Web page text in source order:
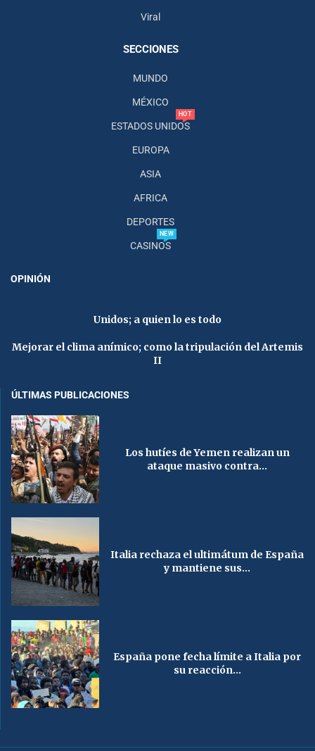
Viral
SECCIONES
MUNDO
MÉXICO
ESTADOS UNIDOS
HOT
EUROPA
ASIA
AFRICA
DEPORTES
CASINOS
NEW
OPINIÓN
Unidos; a quien lo es todo
Mejorar el clima anímico; como la tripulación del Artemis
II
ÚLTIMAS PUBLICACIONES
Los hutíes de Yemen realizan un
ataque masivo contra...
Italia rechaza el ultimátum de España
y mantiene sus...
España pone fecha límite a Italia por
su reacción...